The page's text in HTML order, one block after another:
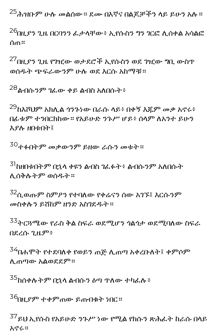
25ሕዝቡም ሁሉ መልሰው። ደሙ በእኛና በልጆቻችን ላይ ይሁን አሉ።
26በዚያን ጊዜ በርባንን ፈታላቸው፥ ኢየሱስን ግን ገርፎ ሊሰቀል አሳልፎ
ሰጠ።
27በዚያን ጊዜ የገዢው ወታደሮች ኢየሱስን ወደ ገዢው ግቢ ውስጥ
ወሰዱት ጭፍራውንም ሁሉ ወደ እርሱ አከማቹ።
28ልብሱንም ገፈው ቀይ ልብስ አለበሱት፥
29ከእሾህም አክሊል ጎንጉነው በራሱ ላይ፥ በቀኝ እጁም መቃ አኖሩ፥
በፊቱም ተንበርክከው። የአይሁድ ንጉሥ ሆይ፥ ሰላም ለአንተ ይሁን
እያሉ ዘበቱበት፤
30ተፉበትም መቃውንም ይዘው ራሱን መቱት።
31ከዘበቱበትም በኋላ ቀዩን ልብስ ገፈፉት፥ ልብሱንም አለበሱት
ሊሰቅሉትም ወሰዱት።
32ሲወጡም ስምዖን የተባለው የቀሬናን ሰው አገኙ፤ እርሱንም
መስቀሉን ይሸከም ዘንድ አስገደዱት።
33ትርጓሜው የራስ ቅል ስፍራ ወደሚሆን ጎልጎታ ወደሚባለው ስፍራ
በደረሱ ጊዜም፥
34በሐሞት የተደባለቀ የወይን ጠጅ ሊጠጣ አቀረቡለት፤ ቀምሶም
ሊጠጣው አልወደደም።
35ከሰቀሉትም በኋላ ልብሱን ዕጣ ጥለው ተካፈሉ፥
36በዚያም ተቀምጠው ይጠብቁት ነበር።
37ይህ ኢየሱስ የአይሁድ ንጉሥ ነው የሚል የክሱን ጽሕፈት ከራሱ በላይ
አኖሩ።